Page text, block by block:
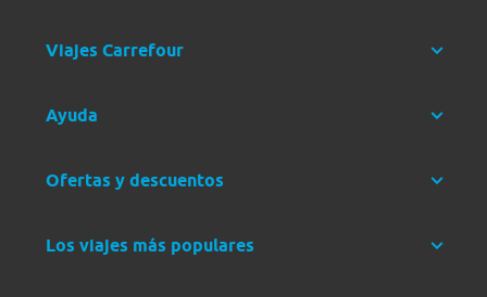
Viajes Carrefour
Ayuda
Ofertas y descuentos
Los viajes más populares